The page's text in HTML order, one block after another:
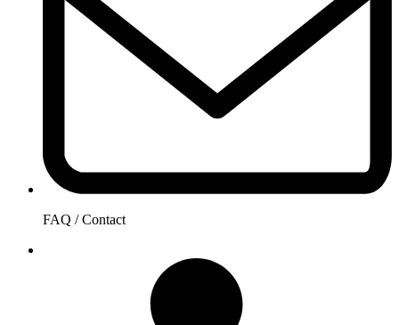
FAQ / Contact